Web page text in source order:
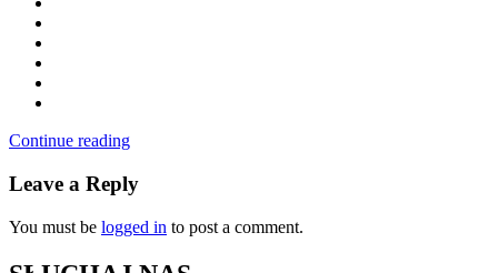
Continue reading
Leave a Reply
You must be logged in to post a comment.